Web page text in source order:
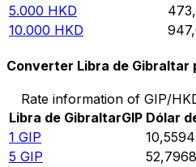
5.000 HKD
10.000 HKD
Converter Libra de Gibraltar
Rate information of GIP/
Libra de GibraltarGIP Dólar
1 GIP 10,5594
5 GIP 52,7968